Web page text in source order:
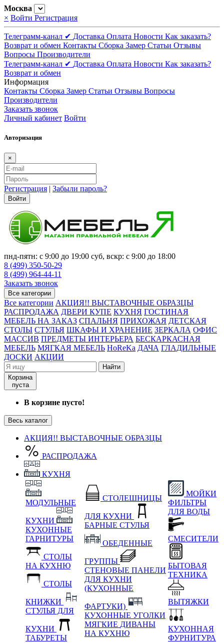
Москва
× Войти Регистрация
Телеграмм-канал ✔ Доставка Оплата Новости Как заказать?
Возврат и обмен Контакты Сборка Замер Статьи Отзывы
Вопросы Производители
Телеграмм-канал ✔ Доставка Оплата Новости Как заказать?
Возврат и обмен
Информация
Контакты Сборка Замер Статьи Отзывы Вопросы
Производители
Заказать звонок
Личный кабинет Войти
Авторизация
×
Регистрация | Забыли пароль?
Войти
пнд-пятн: с 9:00 до 19:00 суб, вскр: с 9:00 до 18:00
8 (499) 350-50-29
8 (499) 964-44-11
Заказать звонок
Все категории
Все категории АКЦИЯ!! ВЫСТАВОЧНЫЕ ОБРАЗЦЫ
РАСПРОДАЖА ДВЕРИ КУПЕ КУХНЯ ГОСТИНАЯ
МЕБЕЛЬ НА ЗАКАЗ СПАЛЬНЯ ПРИХОЖАЯ ДЕТСКАЯ
СТОЛЫ СТУЛЬЯ ШКАФЫ И ХРАНЕНИЕ ЗЕРКАЛА ОФИС
МАССИВ ПРЕДМЕТЫ ИНТЕРЬЕРА БЕСКАРКАСНАЯ
МЕБЕЛЬ МЯГКАЯ МЕБЕЛЬ HoReKa ДАЧА ГЛАДИЛЬНЫЕ
ДОСКИ АКЦИИ
Найти
Корзина
пуста
В корзине пусто!
Весь каталог
АКЦИЯ!! ВЫСТАВОЧНЫЕ ОБРАЗЦЫ
РАСПРОДАЖА
КУХНЯ
МОДУЛЬНЫЕ
КУХНИ
КУХОННЫЕ
ГАРНИТУРЫ
СТОЛЫ
НА КУХНЮ
СТОЛЫ
КНИЖКИ
СТУЛЬЯ ДЛЯ
КУХНИ
ТАБУРЕТЫ
СТОЛЕШНИЦЫ
ДЛЯ КУХНИ
БАРНЫЕ СТУЛЬЯ
ОБЕДЕННЫЕ
ГРУППЫ
СТЕНОВЫЕ ПАНЕЛИ
ДЛЯ КУХНИ
(КУХОННЫЕ
ФАРТУКИ)
КУХОННЫЕ УГОЛКИ
МЯГКИЕ ДИВАНЫ
НА КУХНЮ
МОЙКИ
ФИЛЬТРЫ
ДЛЯ ВОДЫ
СМЕСИТЕЛИ
БЫТОВАЯ
ТЕХНИКА
ВЫТЯЖКИ
КУХОННАЯ
ФУРНИТУРА